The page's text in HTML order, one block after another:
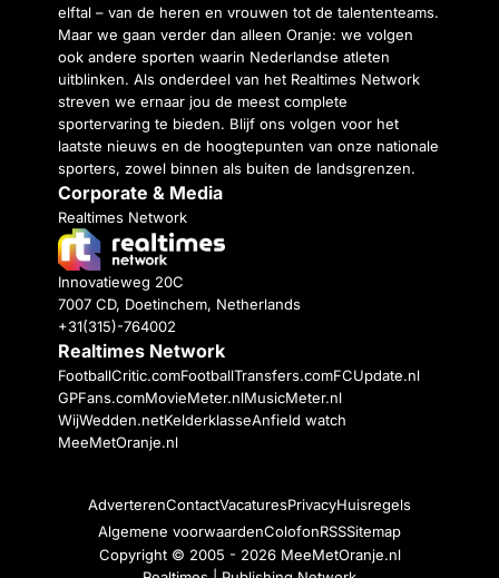
elftal – van de heren en vrouwen tot de talententeams.
Maar we gaan verder dan alleen Oranje: we volgen
ook andere sporten waarin Nederlandse atleten
uitblinken. Als onderdeel van het Realtimes Network
streven we ernaar jou de meest complete
sportervaring te bieden. Blijf ons volgen voor het
laatste nieuws en de hoogtepunten van onze nationale
sporters, zowel binnen als buiten de landsgrenzen.
Corporate & Media
Realtimes Network
Innovatieweg 20C
7007 CD, Doetinchem, Netherlands
+31(315)-764002
Realtimes Network
FootballCritic.comFootballTransfers.comFCUpdate.nl
GPFans.comMovieMeter.nlMusicMeter.nl
WijWedden.netKelderklasseAnfield watch
MeeMetOranje.nl
AdverterenContactVacaturesPrivacyHuisregels
Algemene voorwaardenColofonRSSSitemap
Copyright © 2005 - 2026 MeeMetOranje.nl